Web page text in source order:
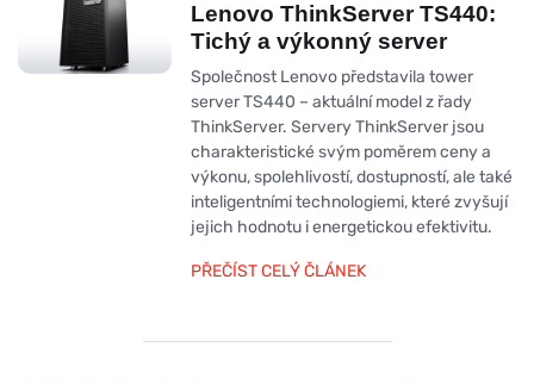
Lenovo ThinkServer TS440:
Tichý a výkonný server
Společnost Lenovo představila tower
server TS440 – aktuální model z řady
ThinkServer. Servery ThinkServer jsou
charakteristické svým poměrem ceny a
výkonu, spolehlivostí, dostupností, ale také
inteligentními technologiemi, které zvyšují
jejich hodnotu i energetickou efektivitu.
PŘEČÍST CELÝ ČLÁNEK